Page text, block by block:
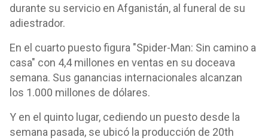
durante su servicio en Afganistán, al funeral de su
adiestrador.
En el cuarto puesto figura "Spider-Man: Sin camino a
casa" con 4,4 millones en ventas en su doceava
semana. Sus ganancias internacionales alcanzan
los 1.000 millones de dólares.
Y en el quinto lugar, cediendo un puesto desde la
semana pasada, se ubicó la producción de 20th